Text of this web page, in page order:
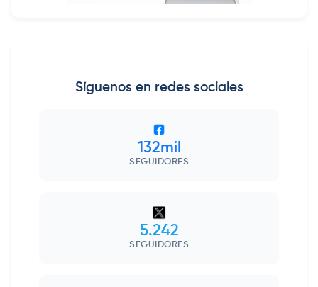
Síguenos en redes sociales
132mil
SEGUIDORES
5.242
SEGUIDORES